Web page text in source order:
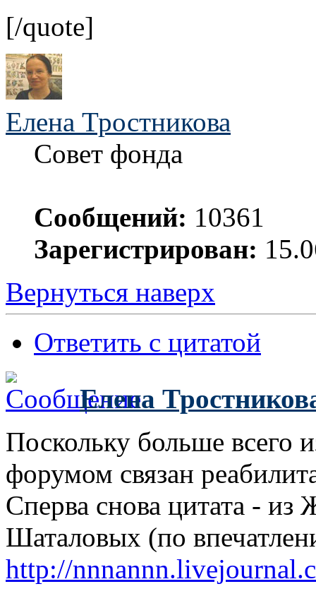
[/quote]
Елена Тростникова
Совет фонда
Сообщений: 10361
Зарегистрирован:
Вернуться наверх
Ответить с цитатой
Елена
Поскольку больше
форумом связан
Сперва снова цитата -
Шаталовых (по
http://